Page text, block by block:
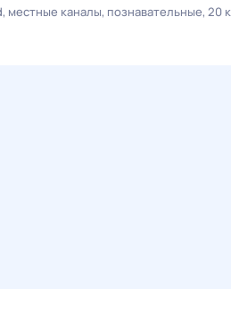
местные каналы познавательные 20